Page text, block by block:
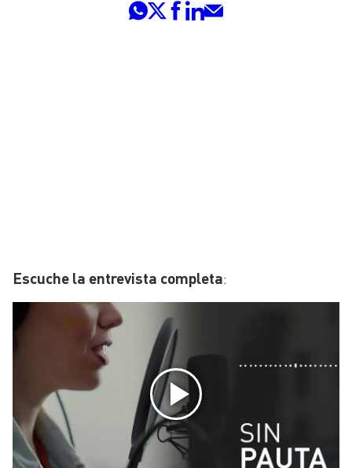
Escuche la entrevista completa: